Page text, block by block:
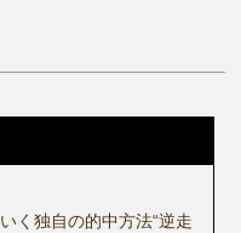
く独自の的中方法“逆走